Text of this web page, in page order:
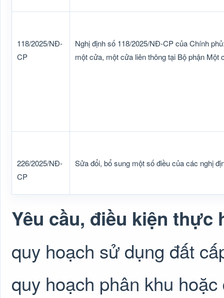
118/2025/NĐ-
CP
Nghị định số 118/2025/NĐ-CP của Chính
một cửa, một cửa liên thông tại Bộ phận
226/2025/NĐ-
CP
Sửa đổi, bổ sung một số điều của các nghị
Yêu cầu, điều kiện thực
quy hoạch sử dụng đất
quy hoạch phân khu